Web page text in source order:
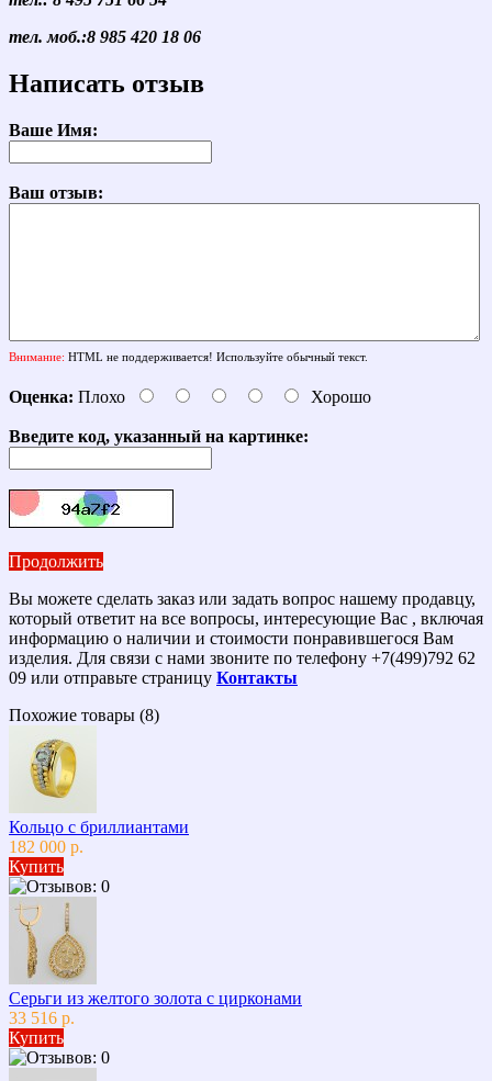
тел. моб.:8 985 420 18 06
Написать отзыв
Ваше Имя:
Ваш отзыв:
Внимание: HTML не поддерживается! Используйте обычный текст.
Оценка: Плохо Хорошо
Введите код, указанный на картинке:
Продолжить
Вы можете сделать заказ или задать вопрос нашему продавцу,
который ответит на все вопросы, интересующие Вас , включая
информацию о наличии и стоимости понравившегося Вам
изделия. Для связи с нами звоните по телефону +7(499)792 62
09 или отправьте страницу Контакты
Похожие товары (8)
Кольцо с бриллиантами
182 000 р.
Купить
Серьги из желтого золота с цирконами
33 516 р.
Купить